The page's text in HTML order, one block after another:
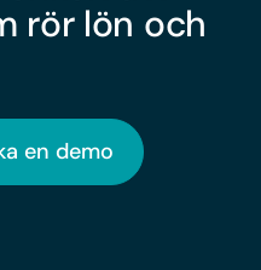
rör lön och
en demo